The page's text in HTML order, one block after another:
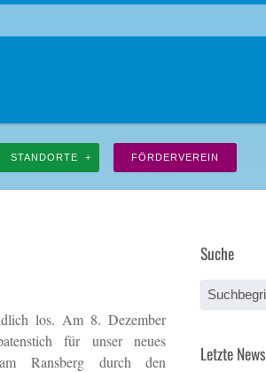
STANDORTE FÖRDERVEREIN
los. Am 8. Dezember
für unser neues
Ransberg durch den
Suche
Letzte News